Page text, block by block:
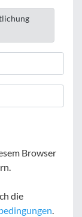
Browser
die
.